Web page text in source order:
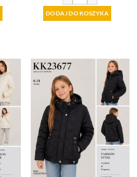
DODAJ DO KOSZYKA